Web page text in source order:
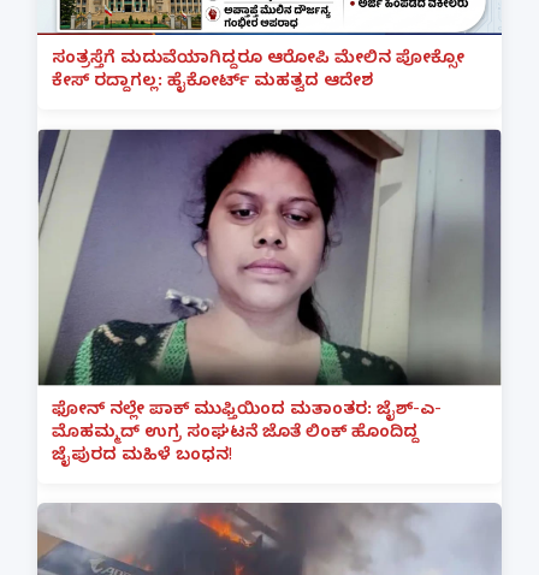
ಸಂತ್ರಸ್ತೆಗೆ ಮದುವೆಯಾಗಿದ್ದರೂ ಆರೋಪಿ ಮೇಲಿನ ಪೋಕ್ಸೋ
ಕೇಸ್ ರದ್ದಾಗಲ್ಲ: ಹೈಕೋರ್ಟ್ ಮಹತ್ವದ ಆದೇಶ
ಫೋನ್ ನಲ್ಲೇ ಪಾಕ್ ಮುಫ್ತಿಯಿಂದ ಮತಾಂತರ: ಜೈಶ್-ಎ-
ಮೊಹಮ್ಮದ್ ಉಗ್ರ ಸಂಘಟನೆ ಜೊತೆ ಲಿಂಕ್ ಹೊಂದಿದ್ದ
ಜೈಪುರದ ಮಹಿಳೆ ಬಂಧನ!